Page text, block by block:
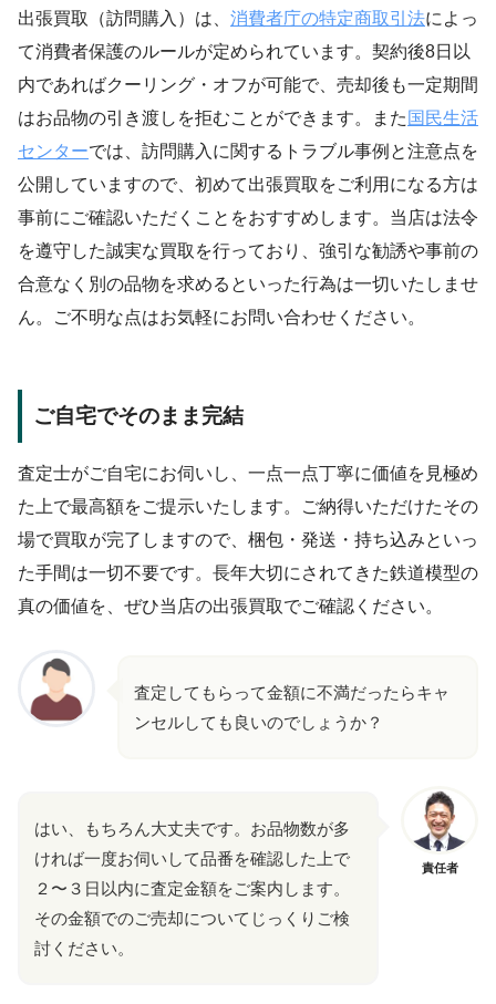
出張買取（訪問購入）は、 消費者庁の特定商取引法によっ
て消費者保護のルールが定められています。契約後8日以
内であればクーリング・オフが可能で、売却後も一定期間
はお品物の引き渡しを拒むことができます。また 国民生活
センターでは、訪問購入に関するトラブル事例と注意点を
公開していますので、初めて出張買取をご利用になる方は
事前にご確認いただくことをおすすめします。当店は法令
を遵守した誠実な買取を行っており、強引な勧誘や事前の
合意なく別の品物を求めるといった行為は一切いたしませ
ん。ご不明な点はお気軽にお問い合わせください。
ご自宅でそのまま完結
査定士がご自宅にお伺いし、一点一点丁寧に価値を見極め
た上で最高額をご提示いたします。ご納得いただけたその
場で買取が完了しますので、梱包・発送・持ち込みといっ
た手間は一切不要です。長年大切にされてきた鉄道模型の
真の価値を、ぜひ当店の出張買取でご確認ください。
査定してもらって金額に不満だったらキャ
ンセルしても良いのでしょうか？
責任者
はい、もちろん大丈夫です。お品物数が多
ければ一度お伺いして品番を確認した上で
２〜３日以内に査定金額をご案内します。
その金額でのご売却についてじっくりご検
討ください。